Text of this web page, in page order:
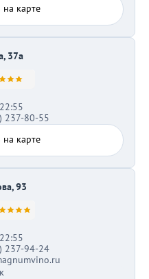
на карте
37а
237-80-55
на карте
93
237-94-24